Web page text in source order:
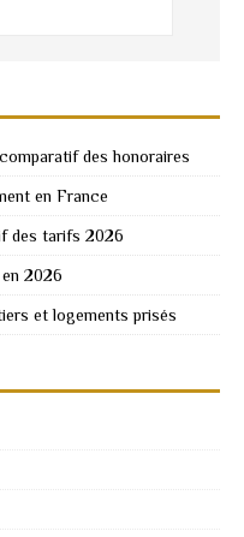
des honoraires
en France
des tarifs 2026
2026
et logements prisés